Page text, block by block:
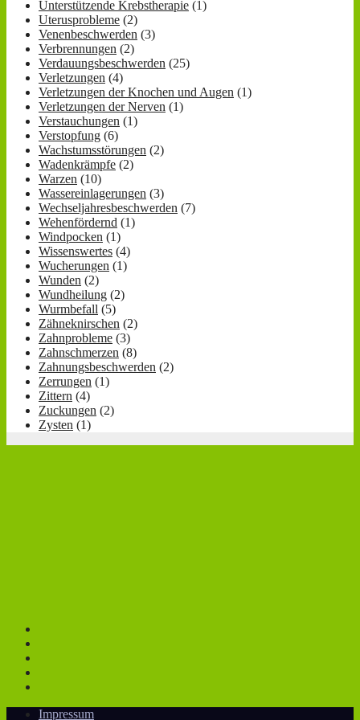
Unterstützende Krebstherapie (1)
Uterusprobleme (2)
Venenbeschwerden (3)
Verbrennungen (2)
Verdauungsbeschwerden (25)
Verletzungen (4)
Verletzungen der Knochen und Augen (1)
Verletzungen der Nerven (1)
Verstauchungen (1)
Verstopfung (6)
Wachstumsstörungen (2)
Wadenkrämpfe (2)
Warzen (10)
Wassereinlagerungen (3)
Wechseljahresbeschwerden (7)
Wehenfördernd (1)
Windpocken (1)
Wissenswertes (4)
Wucherungen (1)
Wunden (2)
Wundheilung (2)
Wurmbefall (5)
Zähneknirschen (2)
Zahnprobleme (3)
Zahnschmerzen (8)
Zahnungsbeschwerden (2)
Zerrungen (1)
Zittern (4)
Zuckungen (2)
Zysten (1)
Impressum